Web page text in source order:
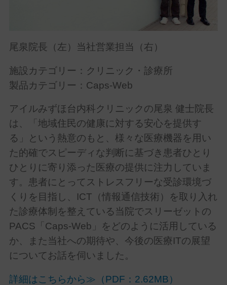
尾泉院長（左）当社営業担当（右）
施設カテゴリー： クリニック・診療所
製品カテゴリー： Caps-Web
アイルみずほ台内科クリニックの尾泉 健士院長
は、「地域住民の健康に対する安心を提供す
る」という熱意のもと、様々な医療機器を用い
た的確でスピーディな判断に基づき患者ひとり
ひとりに寄り添った医療の提供に注力していま
す。患者にとってストレスフリーな受診環境づ
くりを目指し、ICT（情報通信技術）を取り入れ
た診療体制を整えている当院でスリーゼットの
PACS「Caps-Web」をどのように活用している
か、また当社への期待や、今後の医療ITの展望
についてお話を伺いました。
詳細はこちらから≫（PDF：2.62MB）